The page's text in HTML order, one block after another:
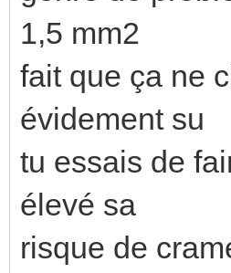
1,5 mm2
fait que ça ne
évidement su
tu essais de
élevé sa
risque de